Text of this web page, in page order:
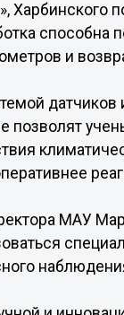
Харбинского
способна
и
позволят
МАУ